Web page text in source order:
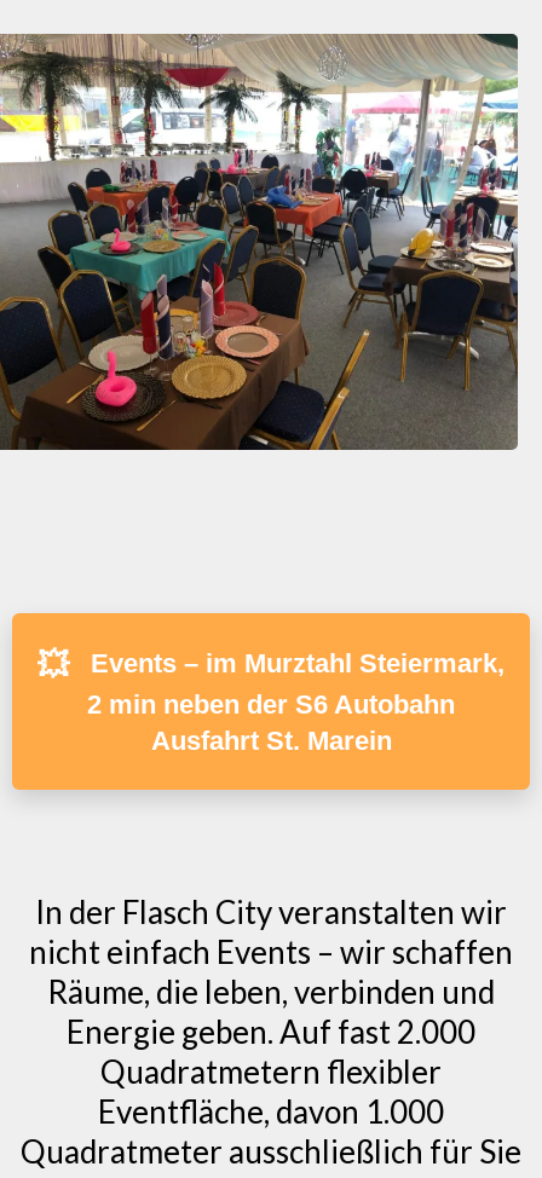
💥
Events – im Murztahl Steiermark,
2 min neben der S6 Autobahn
Ausfahrt St. Marein
In der Flasch City veranstalten wir
nicht einfach Events – wir schaffen
Räume, die leben, verbinden und
Energie geben. Auf fast 2.000
Quadratmetern flexibler
Eventfläche, davon 1.000
Quadratmeter ausschließlich für Sie